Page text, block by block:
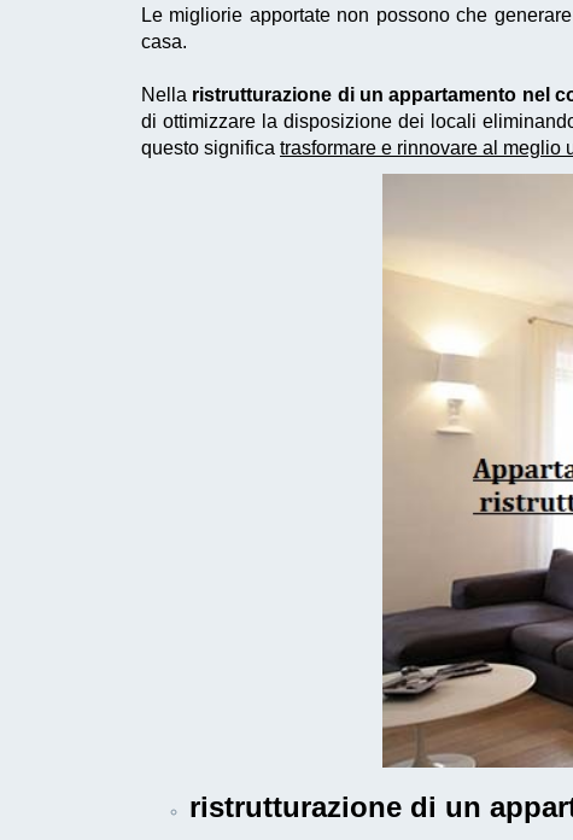
Le migliorie apportate non possono che
casa.
Nella ristrutturazione di un appartamento nel
di ottimizzare la disposizione dei locali
questo significa trasformare e rinnovare al meglio
ristrutturazione di un